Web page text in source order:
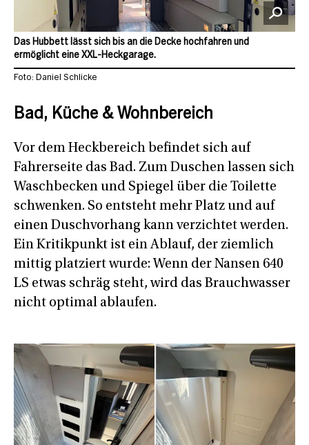
Das Hubbett lässt sich bis an die Decke hochfahren und
ermöglicht eine XXL-Heckgarage.
Foto: Daniel Schlicke
Bad, Küche & Wohnbereich
Vor dem Heckbereich befindet sich auf
Fahrerseite das Bad. Zum Duschen lassen sich
Waschbecken und Spiegel über die Toilette
schwenken. So entsteht mehr Platz und auf
einen Duschvorhang kann verzichtet werden.
Ein Kritikpunkt ist ein Ablauf, der ziemlich
mittig platziert wurde: Wenn der Nansen 640
LS etwas schräg steht, wird das Brauchwasser
nicht optimal ablaufen.